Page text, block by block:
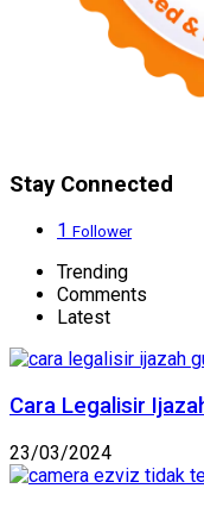
Stay Connected
1 Follower
Trending
Comments
Latest
Cara Legalisir
23/03/2024